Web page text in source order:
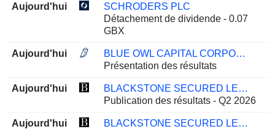
Aujourd'hui
SCHRODERS PLC
Détachement de dividende - 0.07
GBX
Aujourd'hui
BLUE OWL CAPITAL CORPORATION
Présentation des résultats
Aujourd'hui
BLACKSTONE SECURED LENDING FUND
Publication des résultats - Q2 2026
Aujourd'hui
BLACKSTONE SECURED LENDING FUND